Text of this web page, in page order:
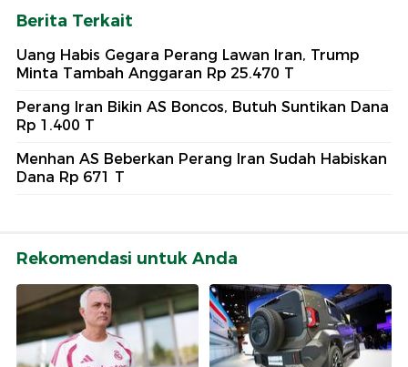
Berita Terkait
Uang Habis Gegara Perang Lawan Iran, Trump
Minta Tambah Anggaran Rp 25.470 T
Perang Iran Bikin AS Boncos, Butuh Suntikan Dana
Rp 1.400 T
Menhan AS Beberkan Perang Iran Sudah Habiskan
Dana Rp 671 T
Rekomendasi untuk Anda